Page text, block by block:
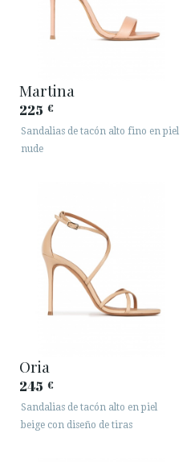
Martina
225 €
Sandalias de tacón alto fino en piel
nude
Oria
245 €
Sandalias de tacón alto en piel
beige con diseño de tiras